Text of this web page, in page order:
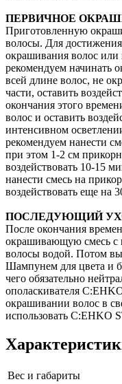
ПЕРВИЧНОЕ
Приготовленную
волосы. Для достижения
окрашивания волос или
рекомендуем начинать
всей длине волос, не
части, оставить
окончания этого
волос и оставить
интенсивном
рекомендуем нанести
при этом 1-2 см
воздействовать 10-15
нанести смесь на
воздействовать еще на
ПОСЛЕДУЮЩИЙ
После окончания
окрашивающую смесь с
волосы водой. Потом
Шампунем для цвета и
чего обязательно
ополаскивателя
окрашивании волос в
использовать C:EHKO
Вес и габариты